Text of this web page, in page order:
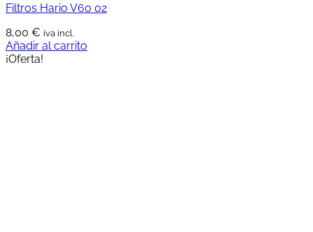
Filtros Hario V60 02
8,00 € iva incl.
Añadir al carrito
¡Oferta!